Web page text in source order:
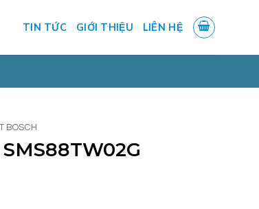
TIN TỨC GIỚI THIỆU LIÊN HỆ
BOSCH